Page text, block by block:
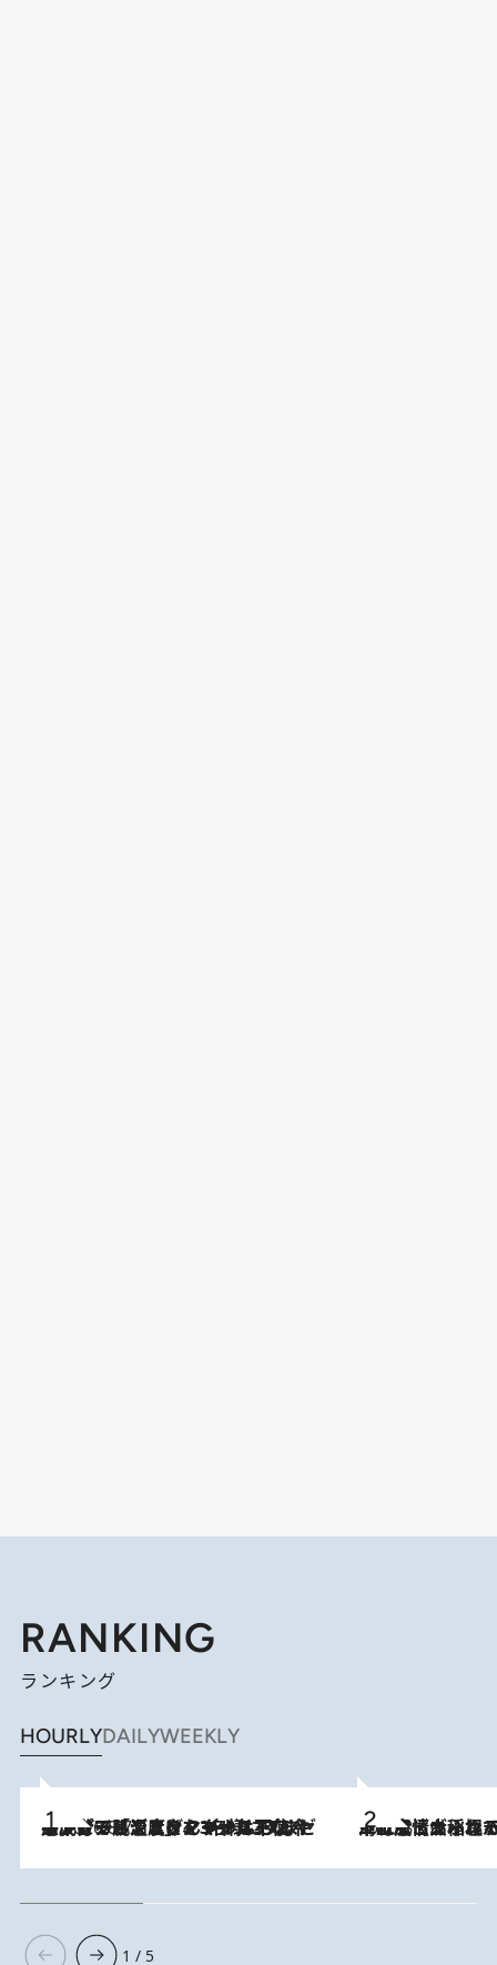
RANKING
ランキング
HOURLYDAILYWEEKLY
2026.8.7
メントールやエタノールは不使用。ピジョンより、マイルドな冷感成分で肌温度をマイナス3℃まで下げる「ごきげんクール ひんやりアクアミスト」を3名様にプレゼント 2026.8.5
下町風情あふれる台北屈指の人気エリア・大稲埕でセンスのいい台湾土産《ヴ
1 / 5